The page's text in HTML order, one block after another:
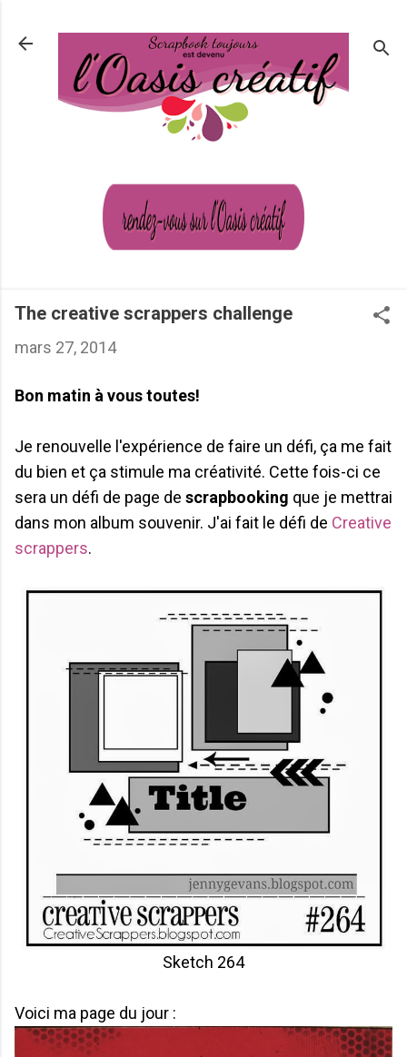
The creative scrappers challenge
mars 27, 2014
Bon matin à vous toutes!
Je renouvelle l'expérience de faire un défi, ça me fait
du bien et ça stimule ma créativité. Cette fois-ci ce
sera un défi de page de scrapbooking que je mettrai
dans mon album souvenir. J'ai fait le défi de Creative
scrappers.
Sketch 264
Voici ma page du jour :